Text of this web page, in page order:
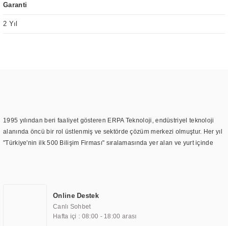
Garanti
2 Yıl
1995 yılından beri faaliyet gösteren ERPA Teknoloji, endüstriyel teknoloji
alanında öncü bir rol üstlenmiş ve sektörde çözüm merkezi olmuştur. Her yıl
"Türkiye'nin ilk 500 Bilişim Firması" sıralamasında yer alan ve yurt içinde
TOCHI markası altında kendi ürettiği ürünlerde kullanmıştır. Günümüzde
TOCHI; videowall, digital signage, kiosk, totem, akıllı durak ekranı, araç içi
ekran, asansör ekranı, digital menüboard, marin ekran, medikal ekran,
Online Destek
Canlı Sohbet
Hafta içi : 08:00 - 18:00 arası